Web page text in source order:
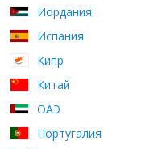
Иордания
Испания
Кипр
Китай
ОАЭ
Португалия